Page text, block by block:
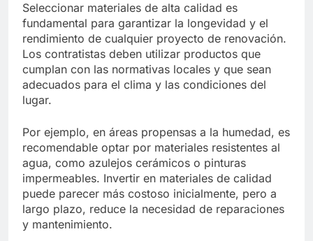
Seleccionar materiales de alta calidad es
fundamental para garantizar la longevidad y el
rendimiento de cualquier proyecto de renovación.
Los contratistas deben utilizar productos que
cumplan con las normativas locales y que sean
adecuados para el clima y las condiciones del
lugar.
Por ejemplo, en áreas propensas a la humedad, es
recomendable optar por materiales resistentes al
agua, como azulejos cerámicos o pinturas
impermeables. Invertir en materiales de calidad
puede parecer más costoso inicialmente, pero a
largo plazo, reduce la necesidad de reparaciones
y mantenimiento.